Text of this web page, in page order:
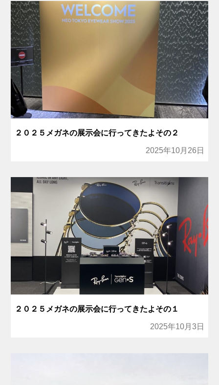
２０２５メガネの展示会に行ってきたよその２
2025年10月26日
２０２５メガネの展示会に行ってきたよその１
2025年10月3日